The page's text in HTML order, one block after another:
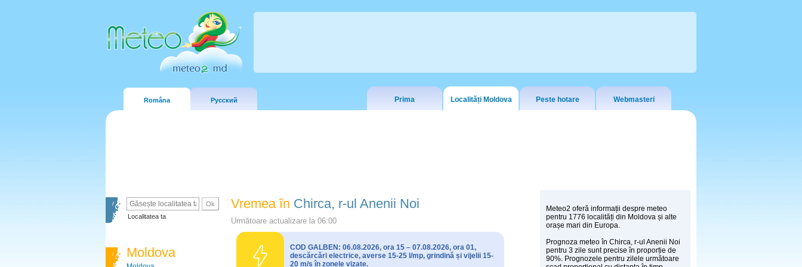
Româna Русский Prima Localități Moldova Peste hotare Webmasteri
Localitatea ta
Moldova
Vremea în Chirca, r-ul Anenii Noi
Următoare actualizare la 06:00
COD GALBEN: 06.08.2026, ora 15 – 07.08.2026, ora 01,
descărcări electrice, averse 15-25 l/mp, grindină și vijelii 15-
20 m/s în zonele vizate.
Meteo2 oferă informații despre meteo
pentru 1776 localități din Moldova și alte
orașe mari din Europa.
Prognoza meteo în Chirca, r-ul Anenii Noi
pentru 3 zile sunt precise în proporție de
90%. Prognozele pentru zilele următoare